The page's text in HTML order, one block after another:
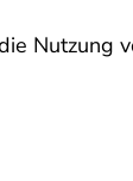
Nutzung